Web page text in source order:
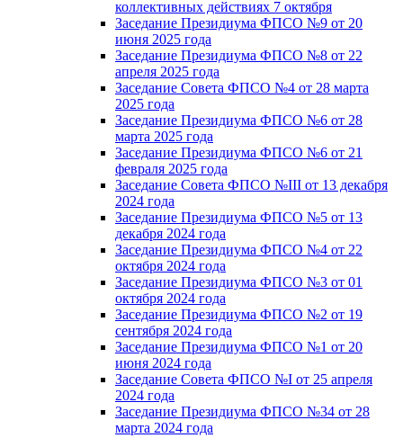
коллективных действиях 7 октября
Заседание Президиума ФПСО №9 от 20
июня 2025 года
Заседание Президиума ФПСО №8 от 22
апреля 2025 года
Заседание Совета ФПСО №4 от 28 марта
2025 года
Заседание Президиума ФПСО №6 от 28
марта 2025 года
Заседание Президиума ФПСО №6 от 21
февраля 2025 года
Заседание Совета ФПСО №III от 13 декабря
2024 года
Заседание Президиума ФПСО №5 от 13
декабря 2024 года
Заседание Президиума ФПСО №4 от 22
октября 2024 года
Заседание Президиума ФПСО №3 от 01
октября 2024 года
Заседание Президиума ФПСО №2 от 19
сентября 2024 года
Заседание Президиума ФПСО №1 от 20
июня 2024 года
Заседание Совета ФПСО №I от 25 апреля
2024 года
Заседание Президиума ФПСО №34 от 28
марта 2024 года